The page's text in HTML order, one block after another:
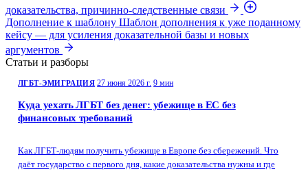
доказательства, причинно-следственные связи
Дополнение к шаблону Шаблон дополнения к уже поданному
кейсу — для усиления доказательной базы и новых
аргументов
Статьи и разборы
ЛГБТ-ЭМИГРАЦИЯ 27 июня 2026 г. 9 мин
Куда уехать ЛГБТ без денег: убежище в ЕС без
финансовых требований
Как ЛГБТ-людям получить убежище в Европе без сбережений. Что
даёт государство с первого дня, какие доказательства нужны и где